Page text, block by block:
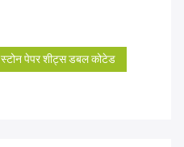
स्टोन पेपर शीट्स डबल कोटेड